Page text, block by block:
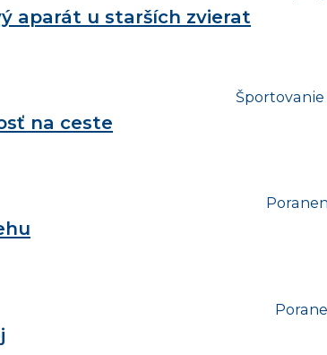
aparát u starších zvierat
na ceste